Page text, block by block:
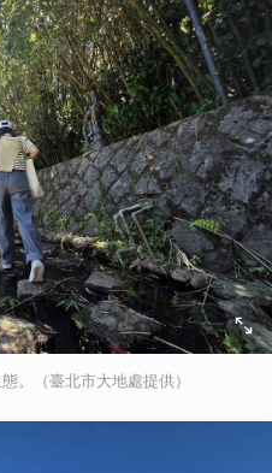
。（臺北市大地處提供）